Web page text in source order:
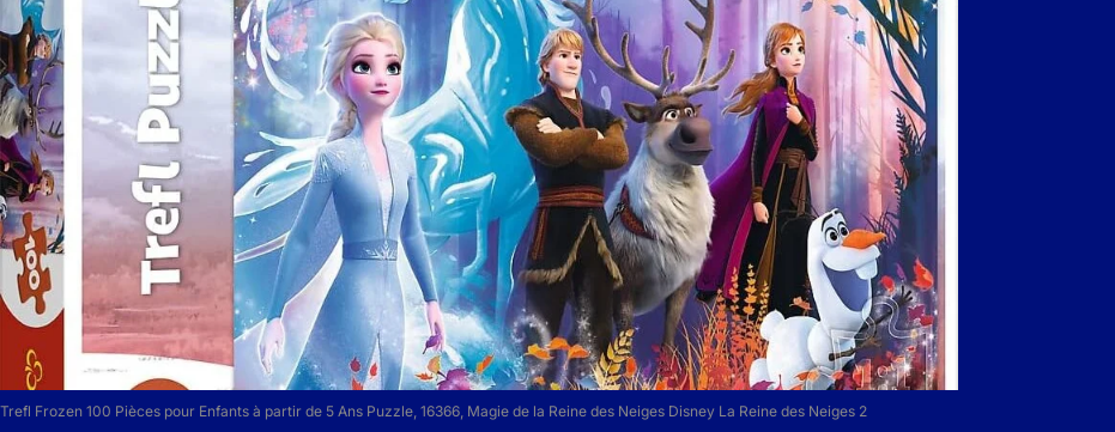
Trefl Frozen 100 Pièces pour Enfants à partir de 5 Ans Puzzle, 16366, Magie de la Reine des Neiges Disney La Reine des Neiges 2